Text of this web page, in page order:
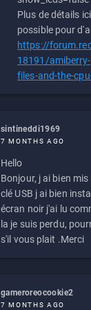
Plus de détails
possible pour
https://
18191/
files-and-the-
sintineddi1969
7 MONTHS AGO
Hello
Bonjour, j ai bien
clé USB j ai bien
écran noir j'ai lu
la je suis perdu,
s'il vous plait .Merci
gameroreocookie2
7 MONTHS AGO